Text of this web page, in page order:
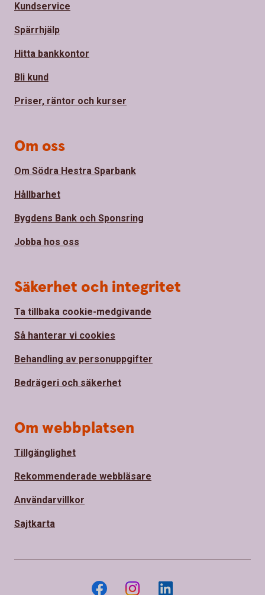
Kundservice
Spärrhjälp
Hitta bankkontor
Bli kund
Priser, räntor och kurser
Om oss
Om Södra Hestra Sparbank
Hållbarhet
Bygdens Bank och Sponsring
Jobba hos oss
Säkerhet och integritet
Ta tillbaka cookie-medgivande
Så hanterar vi cookies
Behandling av personuppgifter
Bedrägeri och säkerhet
Om webbplatsen
Tillgänglighet
Rekommenderade webbläsare
Användarvillkor
Sajtkarta